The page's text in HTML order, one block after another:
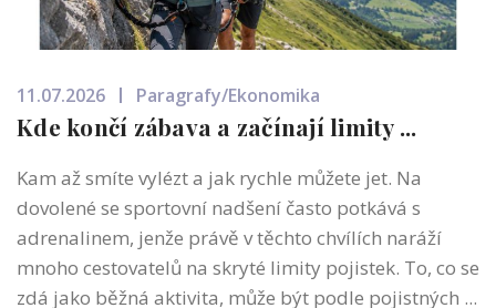
11.07.2026 Paragrafy/Ekonomika
Kde končí zábava a začínají limity ...
Kam až smíte vylézt a jak rychle můžete jet. Na
dovolené se sportovní nadšení často potkává s
adrenalinem, jenže právě v těchto chvílích naráží
mnoho cestovatelů na skryté limity pojistek. To, co se
zdá jako běžná aktivita, může být podle pojistných ...